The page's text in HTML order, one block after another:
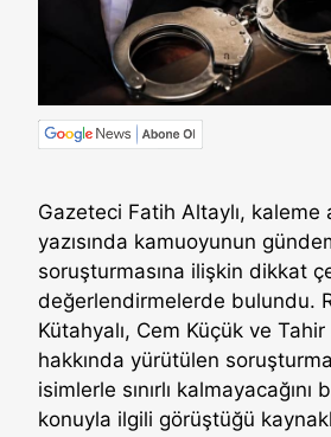
Gazeteci Fatih Altaylı, kaleme
yazısında kamuoyunun
soruşturmasına ilişkin dikkat
değerlendirmelerde bulundu.
Kütahyalı, Cem Küçük ve Tahir
hakkında yürütülen
isimlerle sınırlı kalmayacağını
konuyla ilgili görüştüğü